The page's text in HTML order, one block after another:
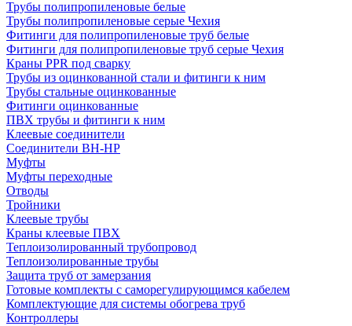
Трубы полипропиленовые белые
Трубы полипропиленовые серые Чехия
Фитинги для полипропиленовые труб белые
Фитинги для полипропиленовые труб серые Чехия
Краны PPR под сварку
Трубы из оцинкованной стали и фитинги к ним
Трубы стальные оцинкованные
Фитинги оцинкованные
ПВХ трубы и фитинги к ним
Клеевые соединители
Соединители ВН-НР
Муфты
Муфты переходные
Отводы
Тройники
Клеевые трубы
Краны клеевые ПВХ
Теплоизолированный трубопровод
Теплоизолированные трубы
Защита труб от замерзания
Готовые комплекты с саморегулирующимся кабелем
Комплектующие для системы обогрева труб
Контроллеры